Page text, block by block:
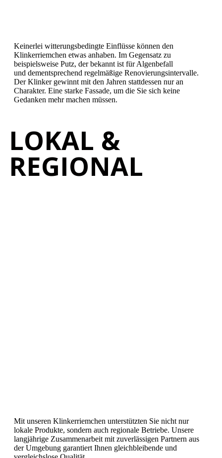
Keinerlei witterungsbedingte Einflüsse können den
Klinkerriemchen etwas anhaben. Im Gegensatz zu
beispielsweise Putz, der bekannt ist für Algenbefall
und dementsprechend regelmäßige Renovierungsintervalle.
Der Klinker gewinnt mit den Jahren stattdessen nur an
Charakter. Eine starke Fassade, um die Sie sich keine
Gedanken mehr machen müssen.
LOKAL &
REGIONAL
Mit unseren Klinkerriemchen unterstützten Sie nicht nur
lokale Produkte, sondern auch regionale Betriebe. Unsere
langjährige Zusammenarbeit mit zuverlässigen Partnern aus
der Umgebung garantiert Ihnen gleichbleibende und